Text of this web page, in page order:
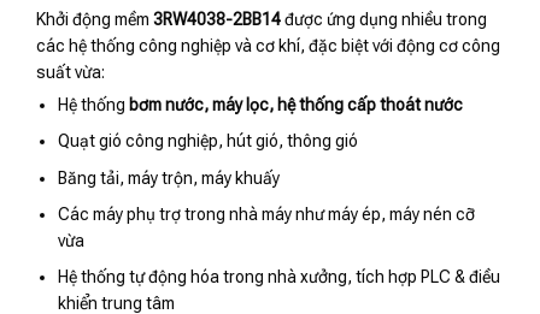
Khởi động mềm 3RW4038-2BB14được ứng dụng nhiều trong
các hệ thống công nghiệp và cơ khí, đặc biệt với động cơ công
suất vừa:
Hệ thống bơm nước, máy lọc, hệ thống cấp thoát nước
Quạt gió công nghiệp, hút gió, thông gió
Băng tải, máy trộn, máy khuấy
Các máy phụ trợ trong nhà máy như máy ép, máy nén cỡ
vừa
Hệ thống tự động hóa trong nhà xưởng, tích hợp PLC & điều
khiển trung tâm